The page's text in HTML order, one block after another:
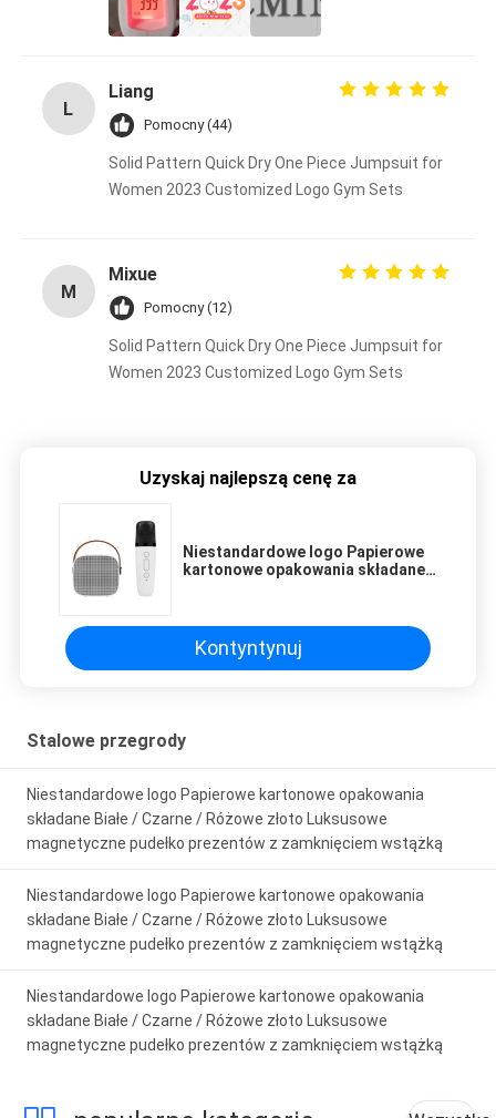
L
Liang
Pomocny (44)
Solid Pattern Quick Dry One Piece Jumpsuit for
Women 2023 Customized Logo Gym Sets
M
Mixue
Pomocny (12)
Solid Pattern Quick Dry One Piece Jumpsuit for
Women 2023 Customized Logo Gym Sets
Uzyskaj najlepszą cenę za
Niestandardowe logo Papierowe
kartonowe opakowania składane
prezentów z zamknięciem
wstążką
Kontyntynuj
Stalowe przegrody
Niestandardowe logo Papierowe kartonowe opakowania
składane Białe / Czarne / Różowe złoto Luksusowe
magnetyczne pudełko prezentów z zamknięciem wstążką
Niestandardowe logo Papierowe kartonowe opakowania
składane Białe / Czarne / Różowe złoto Luksusowe
magnetyczne pudełko prezentów z zamknięciem wstążką
Niestandardowe logo Papierowe kartonowe opakowania
składane Białe / Czarne / Różowe złoto Luksusowe
magnetyczne pudełko prezentów z zamknięciem wstążką